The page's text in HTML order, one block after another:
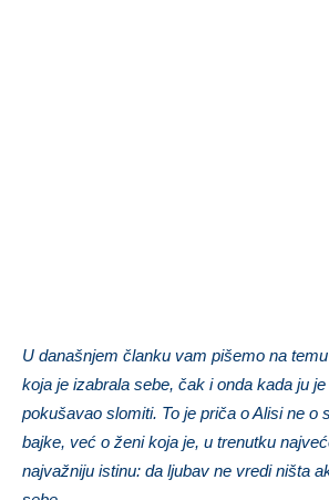
U današnjem članku vam pišemo na
koja je izabrala sebe, čak i onda kada ju
pokušavao slomiti. To je priča o Alisi ne o
bajke, već o ženi koja je, u trenutku
najvažniju istinu: da ljubav ne vredi ništa